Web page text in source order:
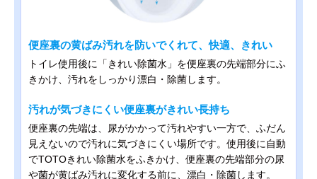
便座裏の黄ばみ汚れを防いでくれて、快適、きれい
トイレ使用後に「きれい除菌水」を便座裏の先端部分にふ
きかけ、汚れをしっかり漂白・除菌します。
汚れが気づきにくい便座裏がきれい長持ち
便座裏の先端は、尿がかかって汚れやすい一方で、ふだん
見えないので汚れに気づきにくい場所です。使用後に自動
でTOTOきれい除菌水をふきかけ、便座裏の先端部分の尿
や菌が黄ばみ汚れに変化する前に、漂白・除菌します。